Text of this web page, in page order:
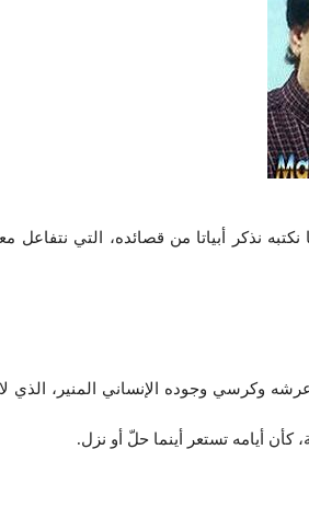
نذكر أبياتا من قصائده، التي نتفاعل
وكرسي وجوده الإنساني المنير، الذي
أيامه تستعر أينما حلّ أو نزل.